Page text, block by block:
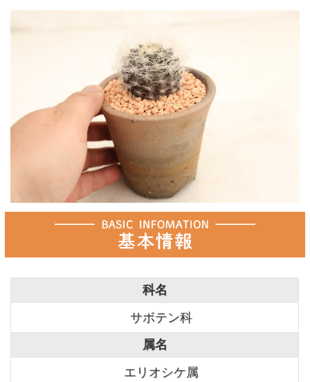
科名
サボテン科
属名
エリオシケ属